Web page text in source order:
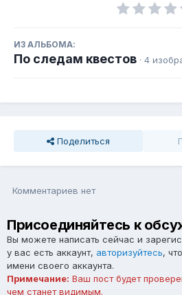
ИЗ АЛЬБОМА:
По следам квестов · 4
Поделиться
Комментариев нет
Присоединяйтесь к
Вы можете написать сейчас и
у вас есть аккаунт, авторизуйтесь,
имени своего аккаунта.
Примечание: Ваш пост будет
чем станет видимым.